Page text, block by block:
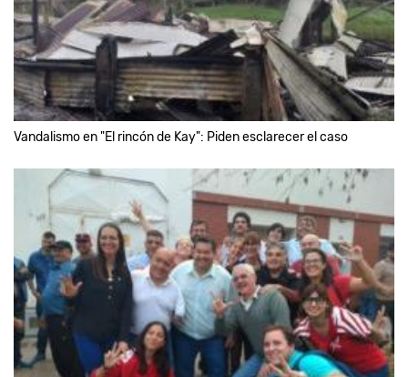
Vandalismo en "El rincón de Kay": Piden esclarecer el caso